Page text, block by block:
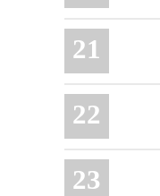
21
22
23